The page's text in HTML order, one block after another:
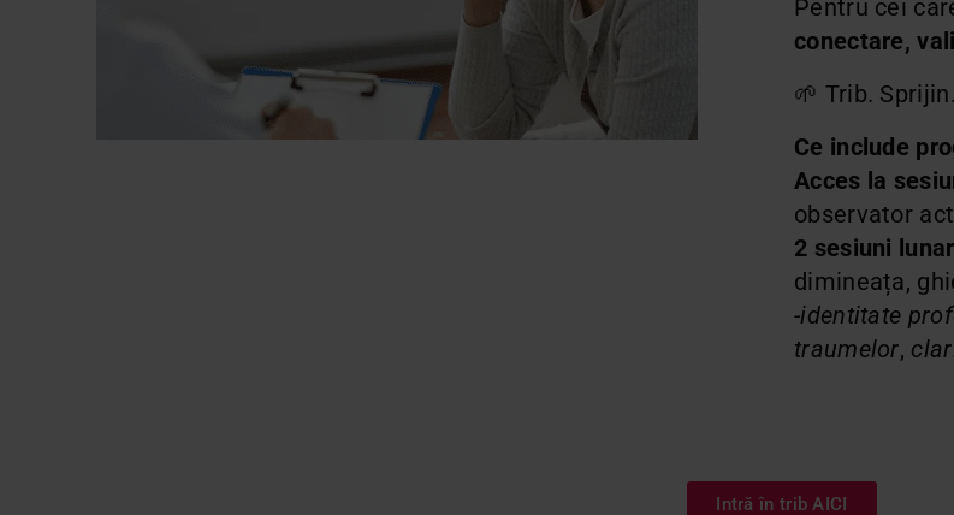
Pentru cei
conectare,
🌱 Trib.
Ce include
Acces la
observator
2 sesiuni
dimineața,
-identitate
traumelor,
Intră în trib AICI